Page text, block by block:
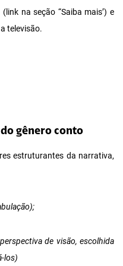
na seção “Saiba mais’) e
televisão.
gênero conto
estruturantes da narrativa,
de visão, escolhida
los)